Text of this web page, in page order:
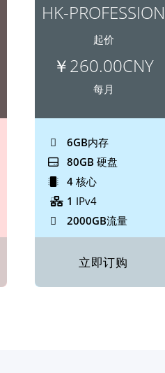
HK-PROFESSION
起价
￥260.00CNY
每月
6GB内存
80GB 硬盘
4 核心
1 IPv4
2000GB流量
立即订购